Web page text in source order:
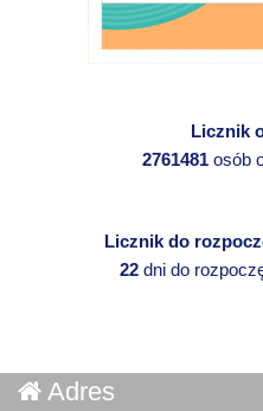
Licznik
2761481osób
Licznik do
22dni do
Adres